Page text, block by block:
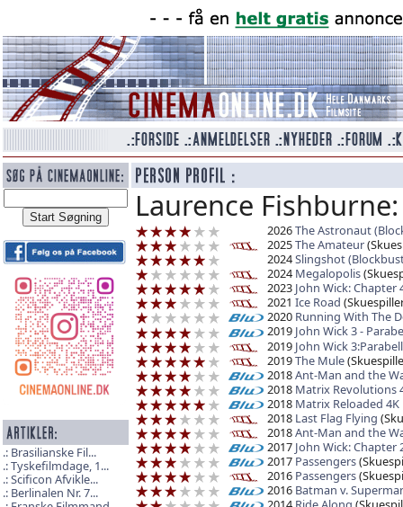
Brasilianske Fil...
Tyskefilmdage, 1...
Scificon Afvikle...
Berlinalen Nr. 7...
Laurence Fishburne:
2026The Astronaut
2025The Amateur
2024Slingshot
2024 Megalopolis
2023 John Wick: Chapter
2021 Ice Road
2020 Running With The
2019 John Wick 3 -
2019 John Wick
2019The Mule
2018Ant-Man and the
2018 Matrix Revolutions
2018 Matrix Reloaded 4K
2018 Last Flag Flying
2018Ant-Man and the
2017 John Wick: Chapter
2017 Passengers
2016 Passengers
2016 Batman v.